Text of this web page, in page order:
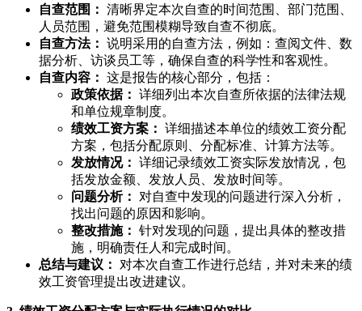
自查范围： 清晰界定本次自查的时间范围、部门范围、
人员范围，避免范围模糊导致自查不彻底。
自查方法： 说明采用的自查方法，例如：查阅文件、数
据分析、访谈员工等，确保自查的科学性和客观性。
自查内容： 这是报告的核心部分，包括：
政策依据： 详细列出本次自查所依据的法律法规
和单位规章制度。
绩效工资方案： 详细描述本单位的绩效工资分配
方案，包括分配原则、分配标准、计算方法等。
发放情况： 详细记录绩效工资实际发放情况，包
括发放金额、发放人员、发放时间等。
问题分析：
对自查中发现的问题进行深入分析，
找出问题的原因和影响。
整改措施： 针对发现的问题，提出具体的整改措
施，明确责任人和完成时间。
总结与建议：
对本次自查工作进行总结，并对未来的绩
效工资管理提出改进建议。